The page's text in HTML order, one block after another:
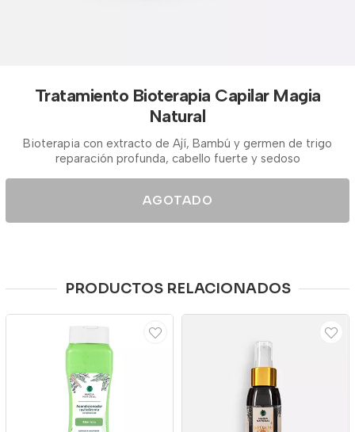
Tratamiento Bioterapia Capilar Magia
Natural
Bioterapia con extracto de Ají, Bambú y germen de trigo
reparación profunda, cabello fuerte y sedoso
AGOTADO
PRODUCTOS RELACIONADOS